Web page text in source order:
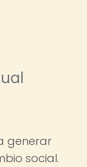
generar
social.